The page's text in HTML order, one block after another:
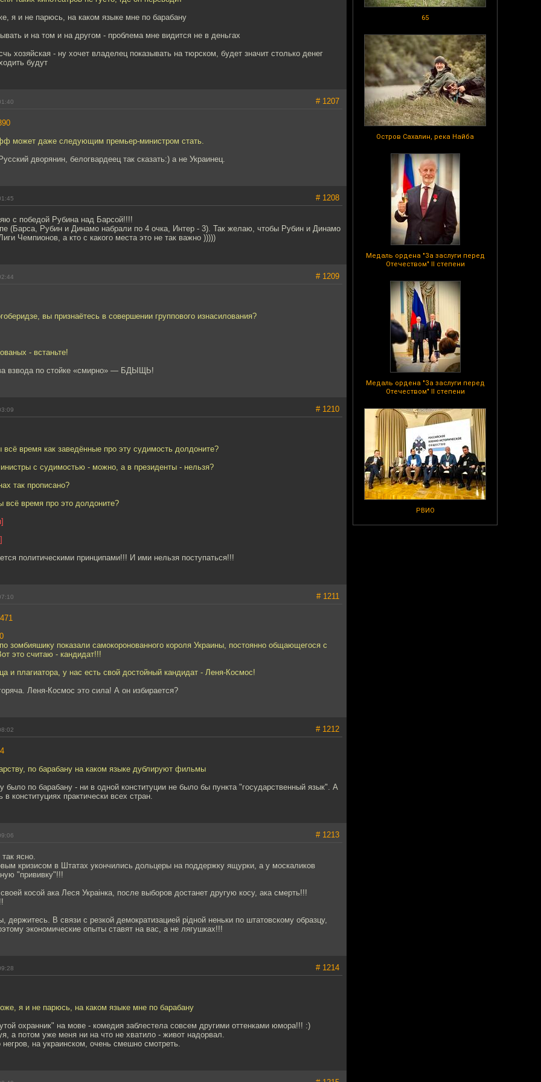
65
Остров Сахалин, река Найба
Медаль ордена "За заслуги перед
Отечеством" II степени
Медаль ордена "За заслуги перед
Отечеством" II степени
РВИО
я и не парюсь, на каком языке мне по барабану
и на том и на другом - проблема мне видится не в деньгах
хозяйская - ну хочет владелец показывать на тюрском, будет значит столько денег
будут
# 1207
может даже следующим премьер-министром стать.
дворянин, белогвардеец так сказать:) а не Украинец.
# 1208
с победой Рубина над Барсой!!!!
(Барса, Рубин и Динамо набрали по 4 очка, Интер - 3). Так желаю, чтобы Рубин и Динамо
Чемпионов, а кто с какого места это не так важно )))))
# 1209
вы признаётесь в совершении группового изнасилования?
- встаньте!
взвода по стойке «смирно» — БДЫЩЬ!
# 1210
время как заведённые про эту судимость долдоните?
с судимостью - можно, а в президенты - нельзя?
так прописано?
всё время про это долдоните?
политическими принципами!!! И ими нельзя поступаться!!!
# 1211
зомбияшику показали самокоронованного короля Украины, постоянно общающегося с
это считаю - кандидат!!!
и плагиатора, у нас есть свой достойный кандидат - Леня-Космос!
Леня-Космос это сила! А он избирается?
# 1212
по барабану на каком языке дублируют фильмы
было по барабану - ни в одной конституции не было бы пункта "государственный язык". А
в конституциях практически всех стран.
# 1213
ясно.
кризисом в Штатах укончились дольцеры на поддержку ящурки, а у москаликов
"прививку"!!!
косой ака Леся Украiнка, после выборов достанет другую косу, ака смерть!!!
держитесь. В связи с резкой демократизацией рiдной неньки по штатовскому образцу,
экономические опыты ставят на вас, а не лягушках!!!
# 1214
я и не парюсь, на каком языке мне по барабану
охранник" на мове - комедия заблестела совсем другими оттенками юмора!!! :)
а потом уже меня ни на что не хватило - живот надорвал.
на украинском, очень смешно смотреть.